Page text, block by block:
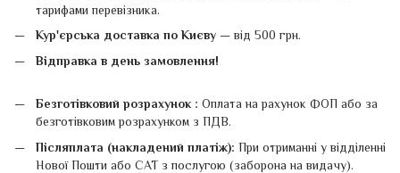
тарифами перевізника.
Кур'єрська доставка по Києву — від 500 грн.
Відправка в день замовлення!
Безготівковий розрахунок : Оплата на рахунок ФОП або за
безготівковим розрахунком з ПДВ.
Післяплата (накладений платіж): При отриманні у відділенні
Нової Пошти або САТ з послугою (заборона на видачу).